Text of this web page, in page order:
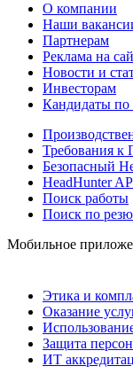
О компании
Наши
Партнерам
Реклама на
Новости и
Инвесторам
Кандидаты по
Требования к
Безопасный
HeadHunter
Поиск работы
Поиск по
Мобильное
Этика и
Оказание
Защита
ИТ